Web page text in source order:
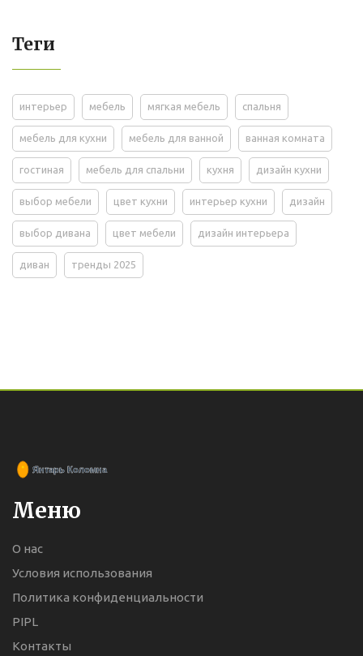
Теги
интерьер мебель мягкая мебель спальня
мебель для кухни мебель для ванной ванная комната
гостиная мебель для спальни кухня дизайн кухни
выбор мебели цвет кухни интерьер кухни дизайн
выбор дивана цвет мебели дизайн интерьера
диван тренды 2025
Меню
О нас
Условия использования
Политика конфиденциальности
PIPL
Контакты